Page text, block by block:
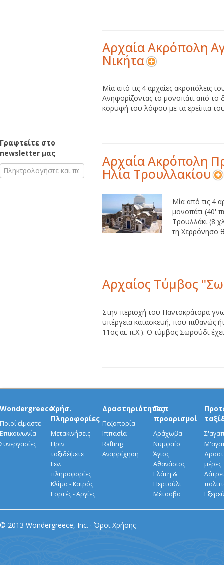
Γραφτείτε στο
newsletter μας
Αρχαία Ακρόπολη
Νικήτα
Μία από τις 4 αρχαίες ακροπόλεις
Ανηφορίζοντας το μονοπάτι από
κορυφή του λόφου με τα ερείπια
Αρχαία Ακρόπολη
Ηλία Τρουλλακίου
Μία από τις 4
μονοπάτι (40'
Τρουλλάκι (8
τη Χερρόνησο
Αρχαίος Τύμβος
Στην περιοχή του Παντοκράτορα
υπέργεια κατασκευή, που πιθανώς
11ος αι. π.Χ.). Ο τύμβος Σωρούδι
Wondergreece
Ποιοί είμαστε
Επικοινωνία
Συνεργασίες
Χρήσ.
Πληροφορίες
Μετακινήσεις
Πριν
ταξιδέψετε
Γεν.
πληροφορίες
Κλίμα - Καιρός
Εορτές - Αργίες
Δραστηριότητες
Πεζοπορία
Ιππασία
Rafting
Αναρρίχηση
Τοπ
προορισμοί
Αράχωβα
Νυμφαίο
Άγιος
Αθανάσιος
Ελάτη &
Περτούλι
Μέτσοβο
μέρες
© 2013 Wondergreece, Inc. · Όροι Χρήσης